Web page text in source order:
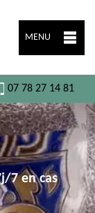
MENU
07 78 27 14 81
7 en cas